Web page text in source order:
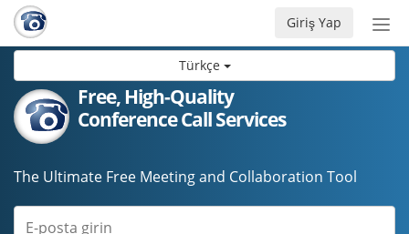
Türkçe
aç/
Giriş Yap
Free, High-Quality
Conference Call Services
The Ultimate Free Meeting and Collaboration Tool